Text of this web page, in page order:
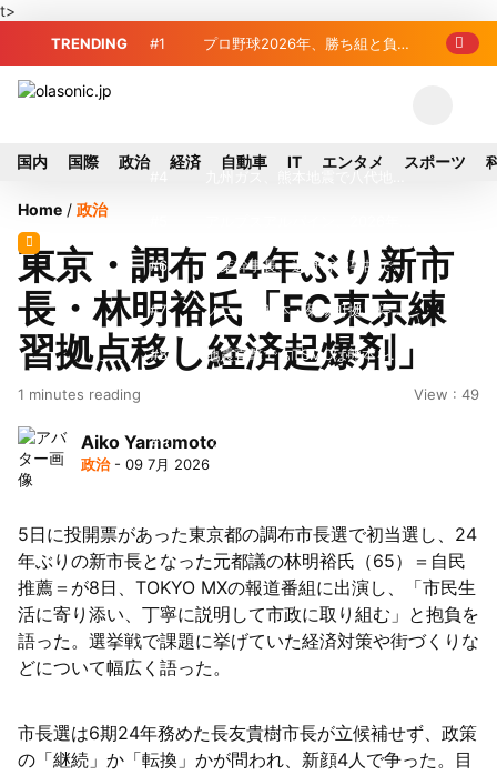
t>
TRENDING #1 プロ野球2026年、勝ち組と負け
由に
月1日付人事異動を発表
#6 榛葉幹事長、辺野古沖事故で
「地元メディアの報道不足」指摘 那覇
訪問中
#7 ソニー、熊本・菊陽町拠点停
止 復旧見通し立たず 半導体集積地に
#8 地震直撃でもTSMCは熊本を見
出される ギリシャ発航空機が緊急着陸
#10 2026-27プレシーズンマッチ
国内 国際 政治 経済 自動車 IT エンタメ スポーツ
Home / 政治
東京・調布 24年ぶり新市
長・林明裕氏「FC東京練
習拠点移し経済起爆剤」
1 minutes reading View : 49
Aiko Yamamoto
政治- 09 7月 2026
5日に投開票があった東京都の調布市長選で初当選し、24
年ぶりの新市長となった元都議の林明裕氏（65）＝自民
推薦＝が8日、TOKYO MXの報道番組に出演し、「市民生
活に寄り添い、丁寧に説明して市政に取り組む」と抱負を
語った。選挙戦で課題に挙げていた経済対策や街づくりな
どについて幅広く語った。
市長選は6期24年務めた長友貴樹市長が立候補せず、政策
の「継続」か「転換」かが問われ、新顔4人で争った。目